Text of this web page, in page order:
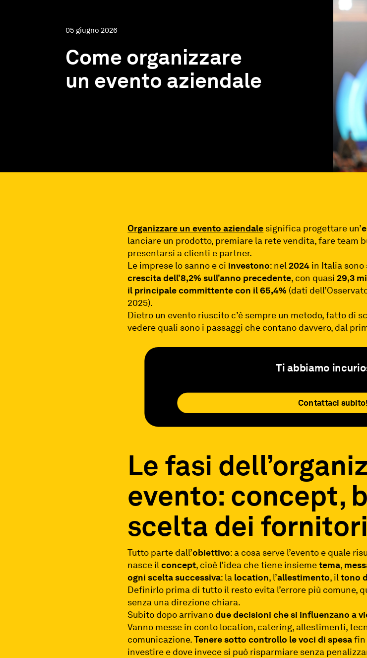
05 giugno 2026
Come organizzare
un evento aziendale
Organizzare un evento aziendale significa progettare un’
lanciare un prodotto, premiare la rete vendita, fare team
presentarsi a clienti e partner.
Le imprese lo sanno e ci investono: nel2024 in Italia
crescita dell’8,2% sull’anno precedente, con quasi29,3
il principale committente con il 65,4% (dati
2025).
Dietro un evento riuscito c’è sempre un metodo, fatto di
vedere quali sono i passaggi che contano davvero, dal
Ti abbiamo
Contattaci subito!
Le fasi
evento: concept,
scelta dei fornitori
Tutto parte dall’obiettivo: a cosa serve l’evento e quale
nasce ilconcept, cioè l’idea che tiene insiemetema,
ogni scelta successiva: la location, l’allestimento, iltono
Definirlo prima di tutto il resto evita l’errore più comune,
senza una direzione chiara.
Subito dopo arrivanodue decisioni che si influenzano a
Vanno messe in conto location, catering, allestimenti,
comunicazione.Tenere sotto controllo le voci di spesafin
investire e dove invece si può risparmiare senza